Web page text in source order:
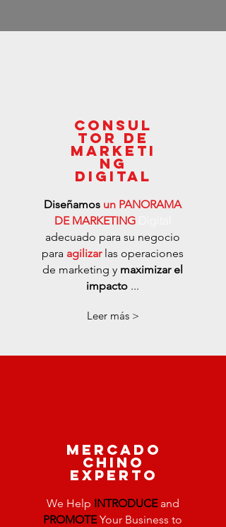
Consul
tor de
marketi
ng
digital
Diseñamos un PANORAMA
DE MARKETINGDigital
adecuado para su negocio
para agilizar las operaciones
de marketing y maximizar el
impacto ...
Leer más >
mercado
chino
experto
We Help INTRODUCE and
PROMOTEYour Business to